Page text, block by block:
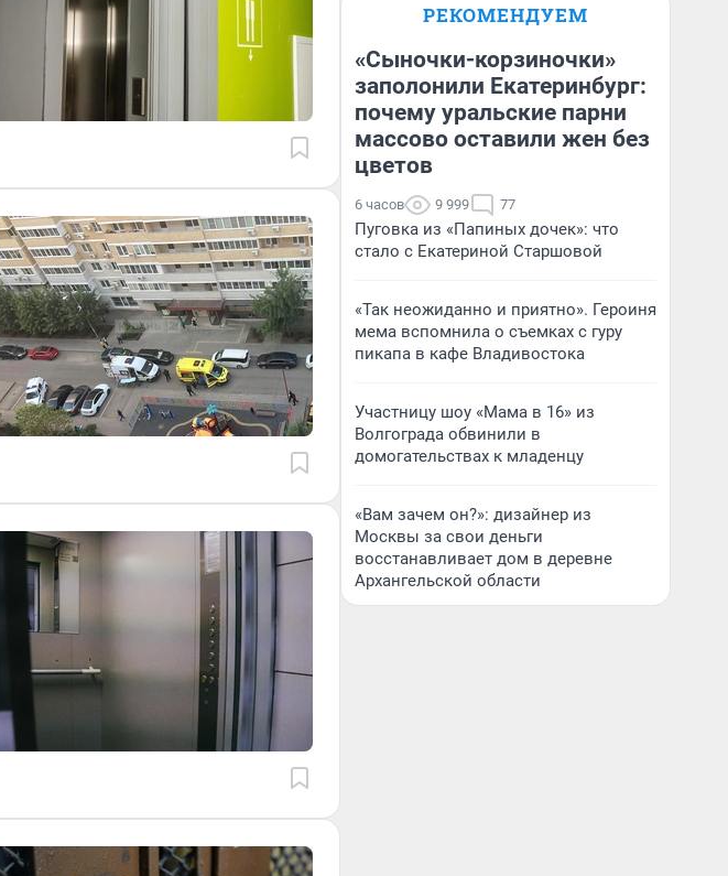
РЕКОМЕНДУЕМ
«Сыночки-корзиночки»
заполонили Екатеринбург:
почему уральские парни
массово оставили жен без
цветов
6 часов 9 999 77
Пуговка из «Папиных дочек»: что
стало с Екатериной Старшовой
«Так неожиданно и приятно». Героиня
мема вспомнила о съемках с гуру
пикапа в кафе Владивостока
Участницу шоу «Мама в 16» из
Волгограда обвинили в
домогательствах к младенцу
«Вам зачем он?»: дизайнер из
Москвы за свои деньги
восстанавливает дом в деревне
Архангельской области